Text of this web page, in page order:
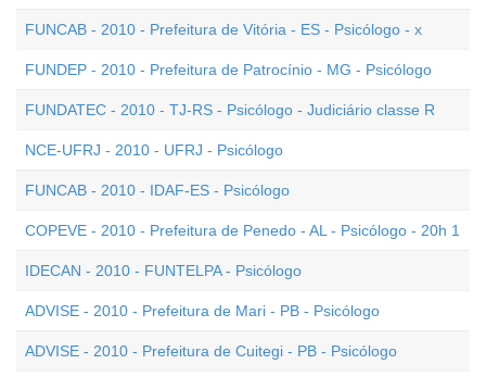
FUNCAB - 2010 - Prefeitura de Vitória - ES - Psicólogo - x
FUNDEP - 2010 - Prefeitura de Patrocínio - MG - Psicólogo
FUNDATEC - 2010 - TJ-RS - Psicólogo - Judiciário classe R
NCE-UFRJ - 2010 - UFRJ - Psicólogo
FUNCAB - 2010 - IDAF-ES - Psicólogo
COPEVE - 2010 - Prefeitura de Penedo - AL - Psicólogo - 20h 1
IDECAN - 2010 - FUNTELPA - Psicólogo
ADVISE - 2010 - Prefeitura de Mari - PB - Psicólogo
ADVISE - 2010 - Prefeitura de Cuitegi - PB - Psicólogo